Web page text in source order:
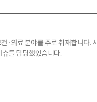
·의료 분야를 주로 취재합니다.
를 담당했었습니다.